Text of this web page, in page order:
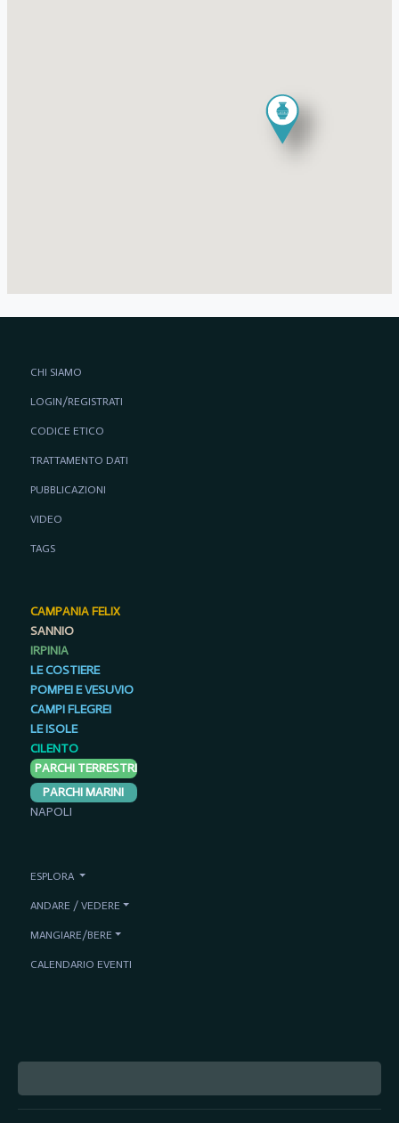
CHI SIAMO
LOGIN/REGISTRATI
CODICE ETICO
TRATTAMENTO DATI
PUBBLICAZIONI
VIDEO
TAGS
CAMPANIA FELIX
SANNIO
IRPINIA
LE COSTIERE
POMPEI E VESUVIO
CAMPI FLEGREI
LE ISOLE
CILENTO
PARCHI TERRESTRI
PARCHI MARINI
NAPOLI
ESPLORA
ANDARE / VEDERE
MANGIARE/BERE
CALENDARIO EVENTI